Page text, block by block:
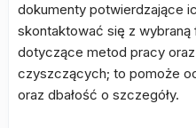
dokumenty potwierdzające
skontaktować się z wybraną
dotyczące metod pracy
czyszczących; to pomoże
oraz dbałość o szczegóły.